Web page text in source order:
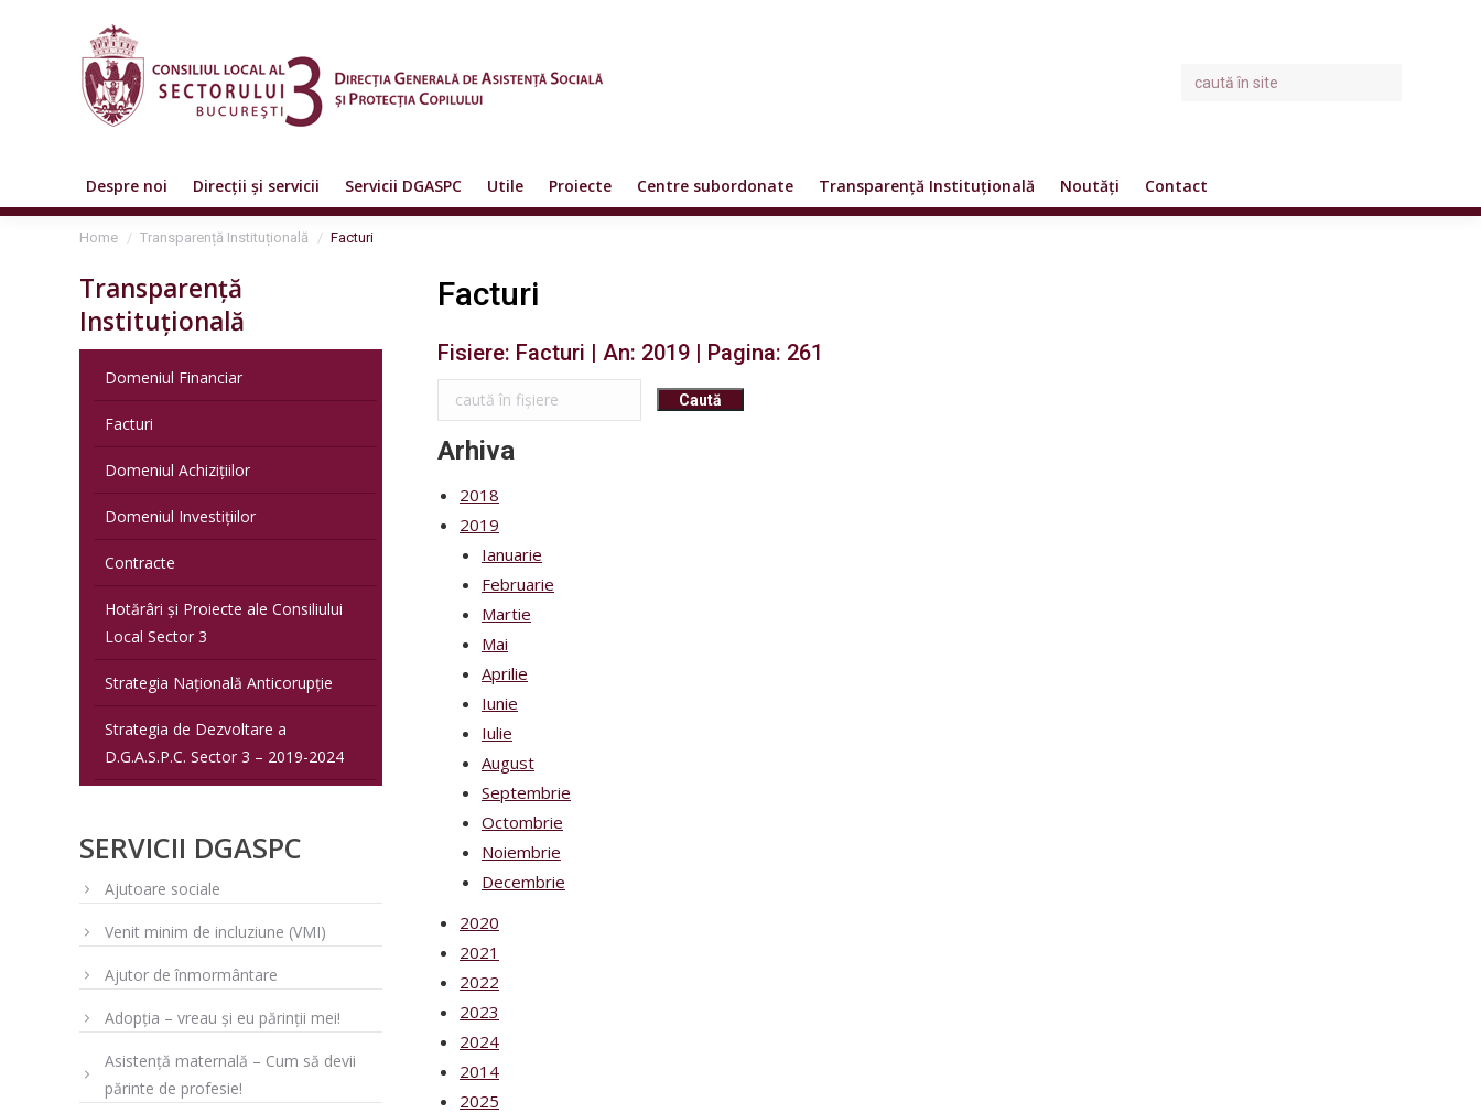
Despre noi Direcții și servicii Servicii DGASPC Utile Proiecte Centre subordonate Transparență Instituțională Noutăți Contact
You are here:
Home Transparență Instituțională Facturi
Facturi
Fisiere: Facturi | An: 2019 | Pagina: 261
Arhiva
2018
2019
Ianuarie
Februarie
Martie
Mai
Aprilie
Iunie
Iulie
August
Septembrie
Octombrie
Noiembrie
Decembrie
2020
2021
2022
2023
2024
2014
2025
Transparență
Instituțională
Domeniul Financiar
Facturi
Domeniul Achizițiilor
Domeniul Investițiilor
Contracte
Hotărâri și Proiecte ale Consiliului
Local Sector 3
Strategia Națională Anticorupție
Strategia de Dezvoltare a
D.G.A.S.P.C. Sector 3 – 2019-2024
SERVICII DGASPC
Ajutoare sociale
Venit minim de incluziune (VMI)
Ajutor de înmormântare
Adopția – vreau și eu părinții mei!
Asistență maternală – Cum să devii
părinte de profesie!